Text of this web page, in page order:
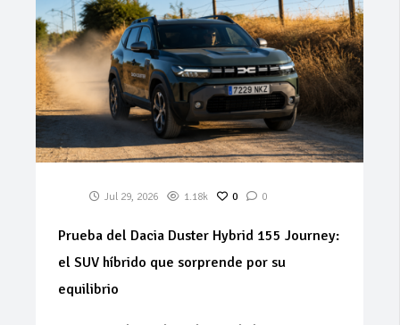
Jul 29, 2026 1.18k 0 0
Prueba del Dacia Duster Hybrid 155 Journey:
el SUV híbrido que sorprende por su
equilibrio